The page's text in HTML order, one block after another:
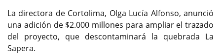
La directora de Cortolima, Olga Lucía Alfonso, anunció
una adición de $2.000 millones para ampliar el trazado
del proyecto, que descontaminará la quebrada La
Sapera.